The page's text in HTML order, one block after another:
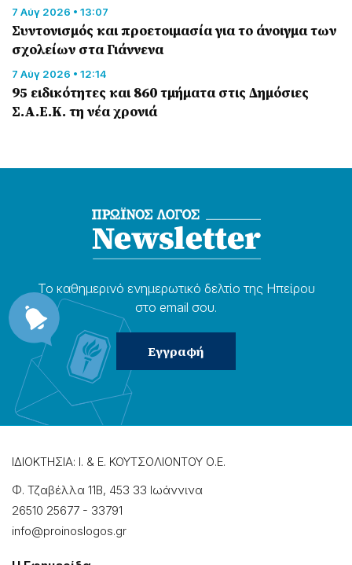
7 Αύγ 2026 • 13:07
Συντονισμός και προετοιμασία για το άνοιγμα των
σχολείων στα Γιάννενα
7 Αύγ 2026 • 12:14
95 ειδικότητες και 860 τμήματα στις Δημόσιες
Σ.Α.Ε.Κ. τη νέα χρονιά
Το καθημερɩνό ενημερωτɩκό δελτίο της Ηπείρου
στο email σου.
ΙΔΙΟΚΤΗΣΙΑ: Ι. & Ε. ΚΟΥΤΣΟΛΙΟΝΤΟΥ Ο.Ε.
Φ. Τζαβέλλα 11Β, 453 33 Ιωάννɩνα
26510 25677 - 33791
info@proinoslogos.gr